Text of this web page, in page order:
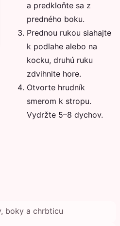
a predkloňte sa z
predného boku.
Prednou rukou siahajte
k podlahe alebo na
kocku, druhú ruku
zdvihnite hore.
Otvorte hrudník
smerom k stropu.
Vydržte 5–8 dychov.
boky a chrbticu